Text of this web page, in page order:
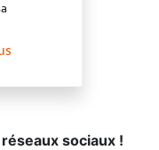
sociaux !